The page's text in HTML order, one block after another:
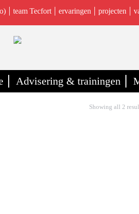
team Tecfort ervaringen projecten
Advisering & trainingen
Showing all 2